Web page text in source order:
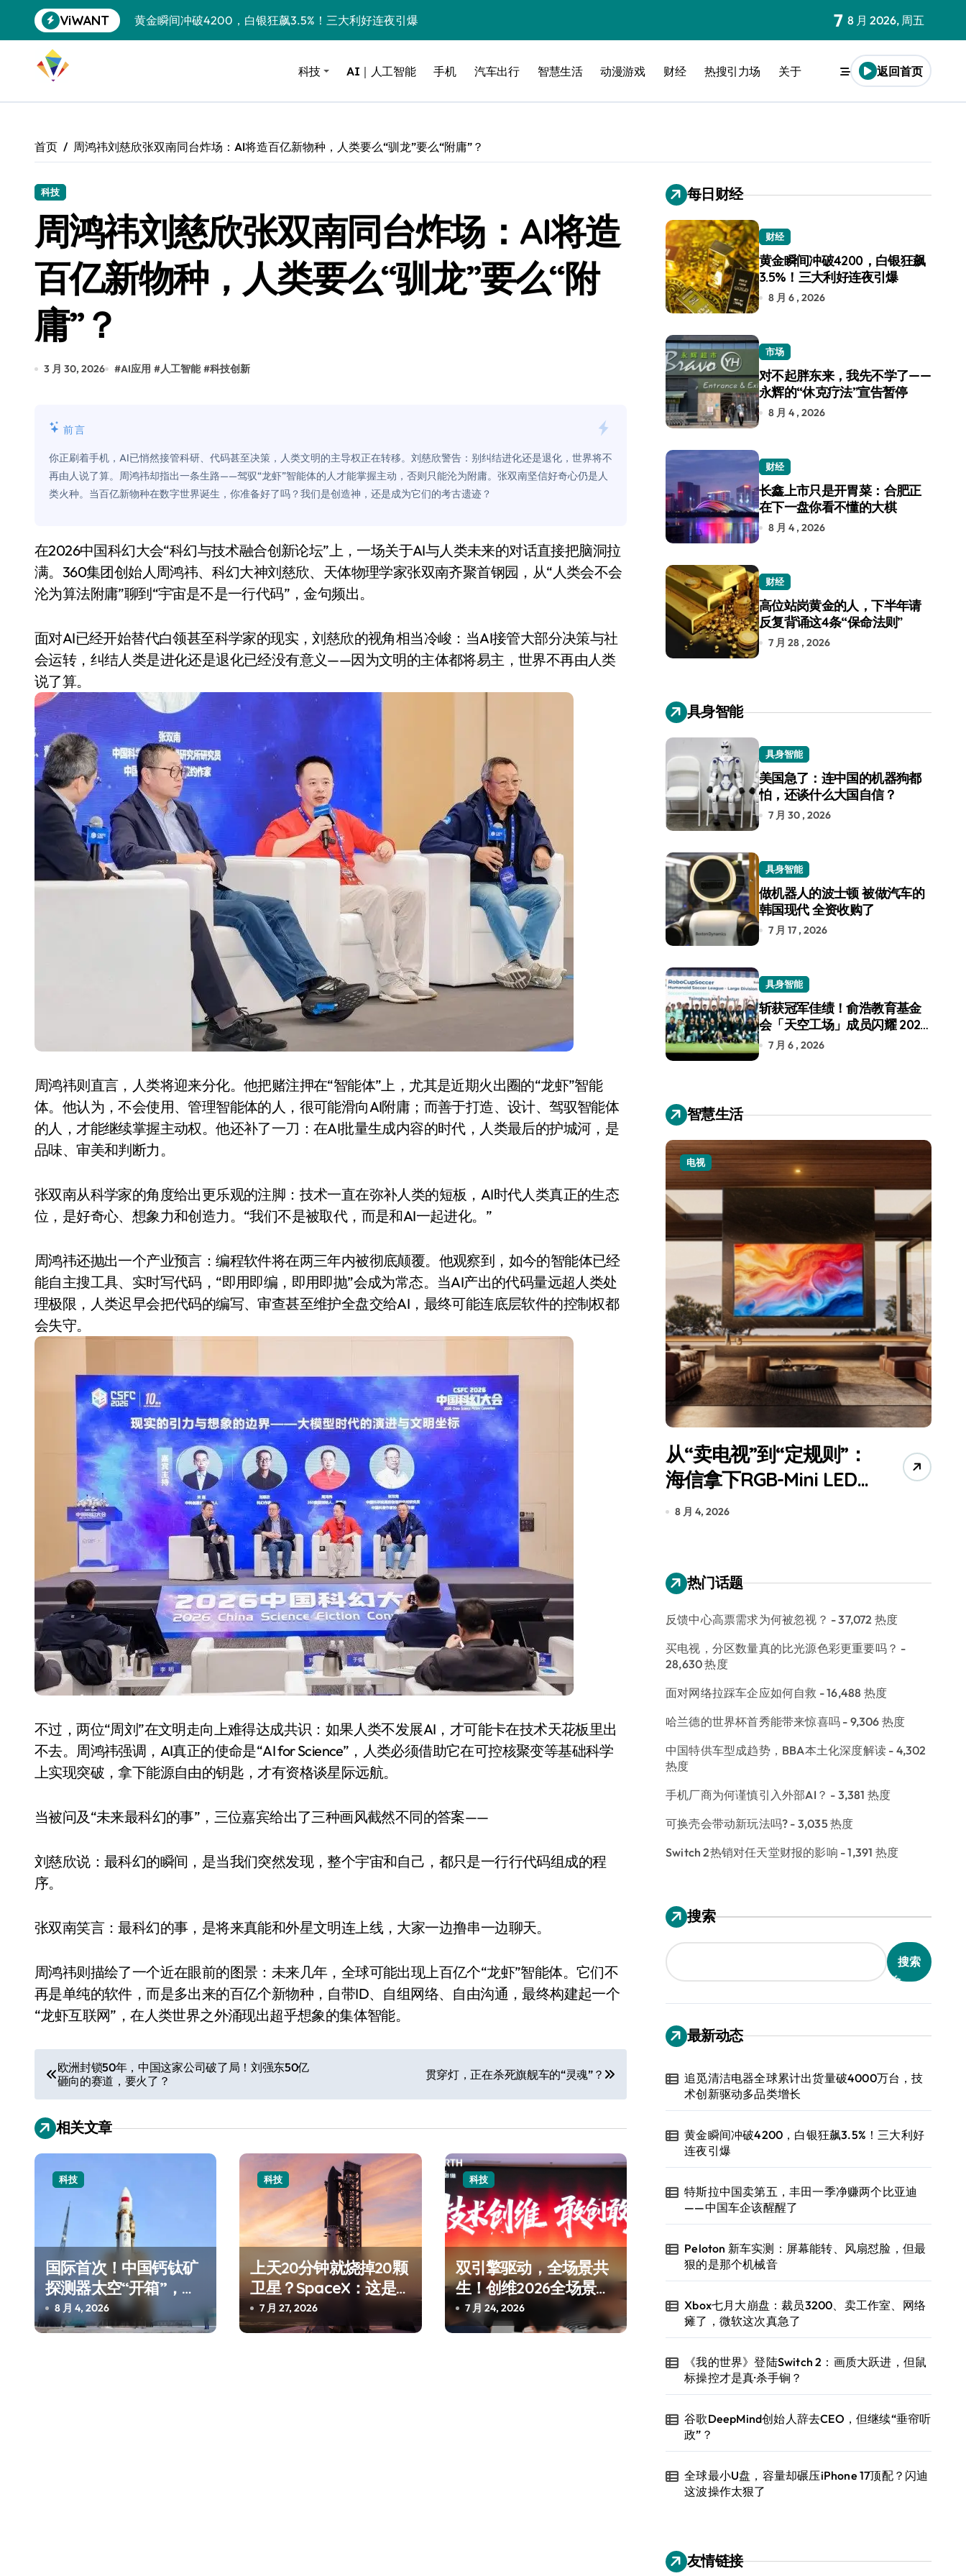
到
ViWANT
黄金瞬间冲破4200，白银狂飙3.5%！三大利好连夜引爆
Peloton 新车实测：屏幕能转、风扇怼脸，但最狠的是那个机械音
Xbox七月大崩盘：裁员3200、卖工作室、网络瘫了，微软这次真急了
谷歌DeepMind创始人辞去CEO，但继续“垂帘听政”？
400层堆叠、性能翻倍 三星把最新存储技术给了AI
召回X9、合作大众遇冷、高端梦碎：小鹏的“多事之夏”
比Model 3便宜？不，比Model 3有面儿——试驾雷克萨斯ES 500e
别再用汽车USB给MacBook充电了！老司机教你3招真·快充
你的U盘格式对了吗？详解exFAT和NTFS的终极对决
维修店最怕的“作死”操作：把手机塞冰箱，你中招了吗？
对不起胖东来，我先不学了——永辉的“休克疗法”宣告暂停
国际首次！中国钙钛矿探测器太空“开箱”，一边探测射线一边光伏发电
长鑫上市只是开胃菜：合肥正在下一盘你看不懂的大棋
复古玩家狂喜：Anbernic第三次复刻GBA SP，情怀拉满
Xbox 360 游戏终于要登 PC，光盘党也能“以盘换数”了？
AirTag 新版到底香不香？一篇帮你避坑+种草
苹果三星偷偷在用的“无感切换”，索尼Bose却学不会？一文讲透
Apple Watch 表盘还能这么玩？保姆级教程，有手就会！
追觅清洁电器全球累计出货量破4000万台，技术创新驱动多品类增长
7 8 月 2026, 周五
科技 AI｜人工智能 手机 汽车出行 智慧生活 动漫游戏 财经 热搜引力场 关于 返回首页
首页 周鸿祎刘慈欣张双南同台炸场：AI将造百亿新物种，人类要么“驯龙”要么“附庸”？
科技
周鸿祎刘慈欣张双南同台炸场：AI将造
百亿新物种，人类要么“驯龙”要么“附
庸”？
3 月 30, 2026 #AI应用 #人工智能 #科技创新
前言
你正刷着手机，AI已悄然接管科研、代码甚至决策，人类文明的主导权正在转移。刘慈欣警告：别纠结进化还是退化，世界将不
再由人说了算。周鸿祎却指出一条生路——驾驭“龙虾”智能体的人才能掌握主动，否则只能沦为附庸。张双南坚信好奇心仍是人
类火种。当百亿新物种在数字世界诞生，你准备好了吗？我们是创造神，还是成为它们的考古遗迹？
在2026中国科幻大会“科幻与技术融合创新论坛”上，一场关于AI与人类未来的对话直接把脑洞拉
满。360集团创始人周鸿祎、科幻大神刘慈欣、天体物理学家张双南齐聚首钢园，从“人类会不会
沦为算法附庸”聊到“宇宙是不是一行代码”，金句频出。
面对AI已经开始替代白领甚至科学家的现实，刘慈欣的视角相当冷峻：当AI接管大部分决策与社
会运转，纠结人类是进化还是退化已经没有意义——因为文明的主体都将易主，世界不再由人类
说了算。
周鸿祎则直言，人类将迎来分化。他把赌注押在“智能体”上，尤其是近期火出圈的“龙虾”智能
体。他认为，不会使用、管理智能体的人，很可能滑向AI附庸；而善于打造、设计、驾驭智能体
的人，才能继续掌握主动权。他还补了一刀：在AI批量生成内容的时代，人类最后的护城河，是
品味、审美和判断力。
张双南从科学家的角度给出更乐观的注脚：技术一直在弥补人类的短板，AI时代人类真正的生态
位，是好奇心、想象力和创造力。“我们不是被取代，而是和AI一起进化。”
周鸿祎还抛出一个产业预言：编程软件将在两三年内被彻底颠覆。他观察到，如今的智能体已经
能自主搜工具、实时写代码，“即用即编，即用即抛”会成为常态。当AI产出的代码量远超人类处
理极限，人类迟早会把代码的编写、审查甚至维护全盘交给AI，最终可能连底层软件的控制权都
会失守。
不过，两位“周刘”在文明走向上难得达成共识：如果人类不发展AI，才可能卡在技术天花板里出
不去。周鸿祎强调，AI真正的使命是“AI for Science”，人类必须借助它在可控核聚变等基础科学
上实现突破，拿下能源自由的钥匙，才有资格谈星际远航。
当被问及“未来最科幻的事”，三位嘉宾给出了三种画风截然不同的答案——
刘慈欣说：最科幻的瞬间，是当我们突然发现，整个宇宙和自己，都只是一行行代码组成的程
序。
张双南笑言：最科幻的事，是将来真能和外星文明连上线，大家一边撸串一边聊天。
周鸿祎则描绘了一个近在眼前的图景：未来几年，全球可能出现上百亿个“龙虾”智能体。它们不
再是单纯的软件，而是多出来的百亿个新物种，自带ID、自组网络、自由沟通，最终构建起一个
“龙虾互联网”，在人类世界之外涌现出超乎想象的集体智能。
文
章
导
航
欧洲封锁50年，中国这家公司破了局！刘强东50亿
砸向的赛道，要火了？
贯穿灯，正在杀死旗舰车的“灵魂”？
相关文章
科技
国际首次！中国钙钛矿
探测器太空“开箱”，一
边探测射线一边光伏发
电
8 月 4, 2026
科技
上天20分钟就烧掉20颗
卫星？SpaceX：这是
测试，不是事故
7 月 27, 2026
科技
双引擎驱动，全场景共
生！创维2026全场景新
品发布会圆满举行
7 月 24, 2026
每日财经
财经
黄金瞬间冲破4200，白银狂飙
3.5%！三大利好连夜引爆
8 月 6 , 2026
市场
对不起胖东来，我先不学了——
永辉的“休克疗法”宣告暂停
8 月 4 , 2026
财经
长鑫上市只是开胃菜：合肥正
在下一盘你看不懂的大棋
8 月 4 , 2026
财经
高位站岗黄金的人，下半年请
反复背诵这4条“保命法则”
7 月 28 , 2026
具身智能
具身智能
美国急了：连中国的机器狗都
怕，还谈什么大国自信？
7 月 30 , 2026
具身智能
做机器人的波士顿 被做汽车的
韩国现代 全资收购了
7 月 17 , 2026
具身智能
斩获冠军佳绩！俞浩教育基金
会「天空工场」成员闪耀 2026
RoboCup 机器人世界杯
7 月 6 , 2026
智慧生活
从电视一哥到声学霸主，
TCL用一套‘完整体系’砸
开了回音壁的顶级牌桌
7 月 27, 2026
追觅清洁电器全球累计出
货量破4000万台，技术
创新驱动多品类增长
8 月 6, 2026
电视
从“卖电视”到“定规则”：
海信拿下RGB-Mini LED
全球话语权
8 月 4, 2026
热门话题
反馈中心高票需求为何被忽视？ - 37,072 热度
买电视，分区数量真的比光源色彩更重要吗？ -
28,630 热度
面对网络拉踩车企应如何自救 - 16,488 热度
哈兰德的世界杯首秀能带来惊喜吗 - 9,306 热度
中国特供车型成趋势，BBA本土化深度解读 - 4,302
热度
手机厂商为何谨慎引入外部AI？ - 3,381 热度
可换壳会带动新玩法吗? - 3,035 热度
Switch 2热销对任天堂财报的影响 - 1,391 热度
搜索
搜索
最新动态
追觅清洁电器全球累计出货量破4000万台，技
术创新驱动多品类增长
黄金瞬间冲破4200，白银狂飙3.5%！三大利好
连夜引爆
特斯拉中国卖第五，丰田一季净赚两个比亚迪
——中国车企该醒醒了
Peloton 新车实测：屏幕能转、风扇怼脸，但最
狠的是那个机械音
Xbox七月大崩盘：裁员3200、卖工作室、网络
瘫了，微软这次真急了
《我的世界》登陆Switch 2：画质大跃进，但鼠
标操控才是真·杀手锏？
谷歌DeepMind创始人辞去CEO，但继续“垂帘听
政”？
全球最小U盘，容量却碾压iPhone 17顶配？闪迪
这波操作太狠了
友情链接